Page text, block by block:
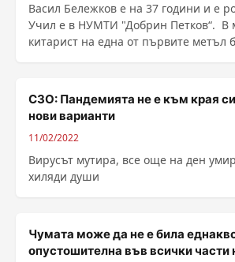
Васил Бележков е на 37 години и е
Учил е в НУМТИ "Добрин Петков“. В
китарист на една от първите метъл
СЗО: Пандемията не е към края
нови варианти
11/02/2022
Вирусът мутира, все още на ден
хиляди души
Чумата може да не е била
опустошителна във всички части